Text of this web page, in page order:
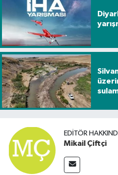
EDITÖR
Mikail Çiftçi